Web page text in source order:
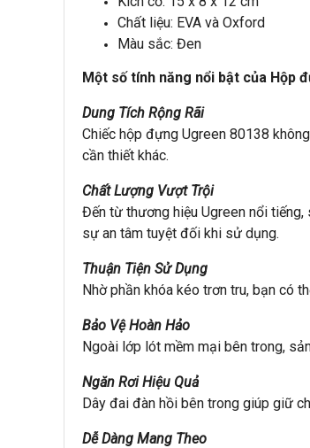
Chất liệu: EVA và Oxford
Màu sắc: Đen
Một số tính năng nổi bật của Hộp
Dung Tích Rộng Rãi
Chiếc hộp đựng Ugreen 80138
cần thiết khác.
Chất Lượng Vượt Trội
Đến từ thương hiệu Ugreen nổi
sự an tâm tuyệt đối khi sử dụng.
Thuận Tiện Sử Dụng
Nhờ phần khóa kéo trơn tru, bạn có
Bảo Vệ Hoàn Hảo
Ngoài lớp lót mềm mại bên trong,
Ngăn Rơi Hiệu Quả
Dây đai đàn hồi bên trong giúp giữ
Dễ Dàng Mang Theo